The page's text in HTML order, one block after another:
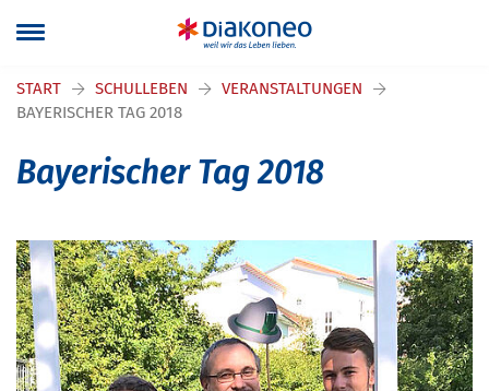
START SCHULLEBEN
VERANSTALTUNGEN
BAYERISCHER TAG 2018
Bayerischer Tag 2018